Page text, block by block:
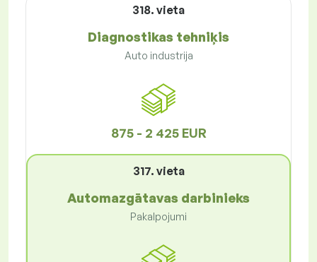
318. vieta
Diagnostikas tehniķis
Auto industrija
875 - 2 425 EUR
317. vieta
Automazgātavas darbinieks
Pakalpojumi